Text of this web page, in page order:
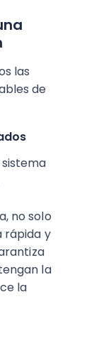
las
de
no solo
rápida y
la
la